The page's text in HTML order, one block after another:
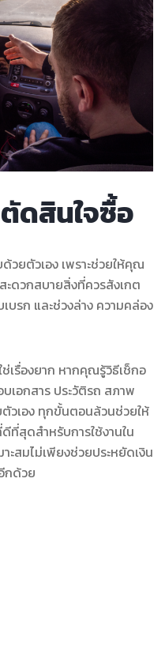
ดสินใจซื้อ
วยตัวเอง เพราะช่วยให้คุณ
ะดวกสบายสิ่งที่ควรสังเกต
เบรก และช่วงล่าง ความคล่อง
เรื่องยาก หากคุณรู้วิธีเช็กอ
บเอกสาร ประวัติรถ สภาพ
วเอง ทุกขั้นตอนล้วนช่วยให้
ที่สุดสำหรับการใช้งานใน
ะสมไม่เพียงช่วยประหยัดเงิน
กด้วย